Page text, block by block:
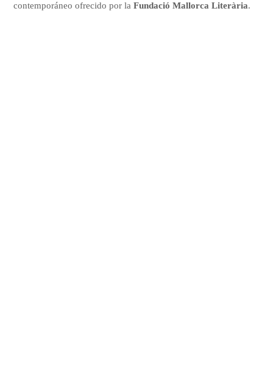
contemporáneo ofrecido por laFundació Mallorca Literària.